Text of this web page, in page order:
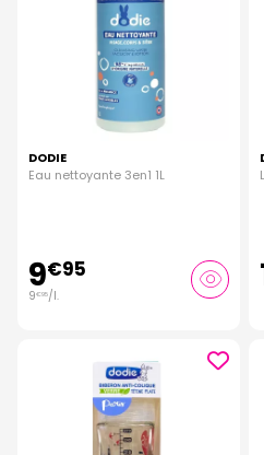
DODIE
Eau nettoyante 3en1 1L
9€95
9€95/l.